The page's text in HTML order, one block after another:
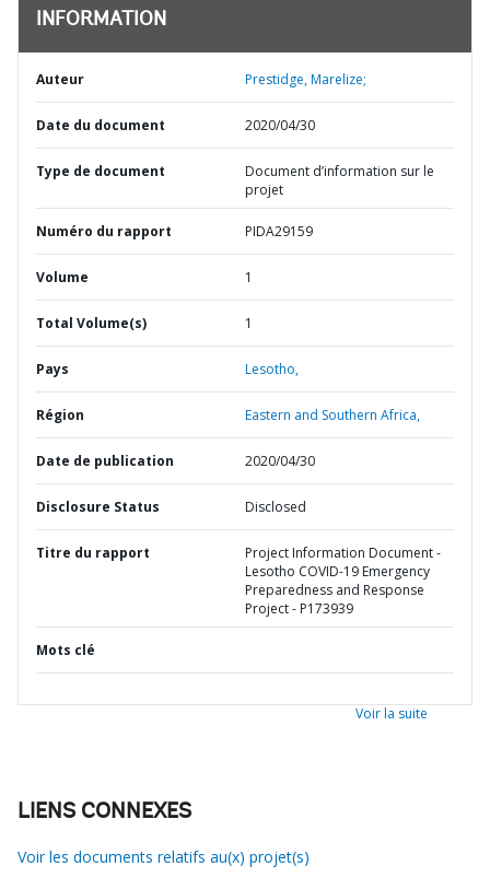
INFORMATION
Auteur Prestidge, Marelize;
Date du document 2020/04/30
Type de document
Document d’information sur le
projet
Numéro du rapport PIDA29159
Volume 1
Total Volume(s) 1
Pays Lesotho,
Région Eastern and Southern Africa,
Date de publication 2020/04/30
Disclosure Status Disclosed
Titre du rapport
Project Information Document -
Lesotho COVID-19 Emergency
Preparedness and Response
Project - P173939
Mots clé
Voir la suite
LIENS CONNEXES
Voir les documents relatifs au(x) projet(s)